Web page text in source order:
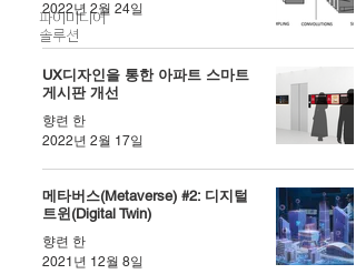
파이미디어
솔루션
2022년 2월 24일
UX디자인을 통한 아파트 스마트
게시판 개선
향련 한
2022년 2월 17일
메타버스(Metaverse) #2: 디지털
트윈(Digital Twin)
향련 한
2021년 12월 8일